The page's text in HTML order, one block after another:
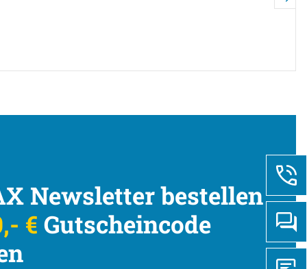
Newsletter bestellen
€ Gutscheincode